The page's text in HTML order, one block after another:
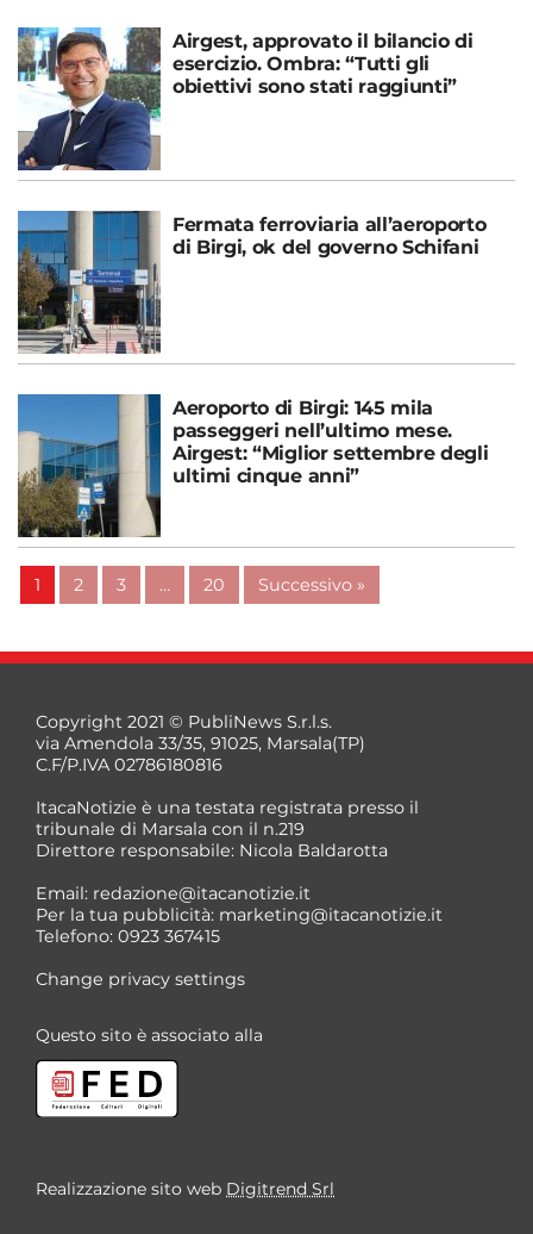
Airgest, approvato il bilancio di
esercizio. Ombra: “Tutti gli
obiettivi sono stati raggiunti”
Fermata ferroviaria all’aeroporto
di Birgi, ok del governo Schifani
Aeroporto di Birgi: 145 mila
passeggeri nell’ultimo mese.
Airgest: “Miglior settembre degli
ultimi cinque anni”
1 2 3 … 20 Successivo »
Copyright 2021 © PubliNews S.r.l.s.
via Amendola 33/35, 91025, Marsala(TP)
C.F/P.IVA 02786180816
ItacaNotizie è una testata registrata presso il
tribunale di Marsala con il n.219
Direttore responsabile: Nicola Baldarotta
Email: redazione@itacanotizie.it
Per la tua pubblicità: marketing@itacanotizie.it
Telefono: 0923 367415
Change privacy settings
Questo sito è associato alla
Realizzazione sito web Digitrend Srl